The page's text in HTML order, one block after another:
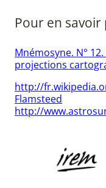
Pour en savoir
Mnémosyne. N°
projections
http://
Flamsteed
http://